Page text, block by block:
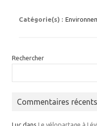
Catégorie(s) :
Rechercher
Commentaires récents
Luc dans Le vélopartage à